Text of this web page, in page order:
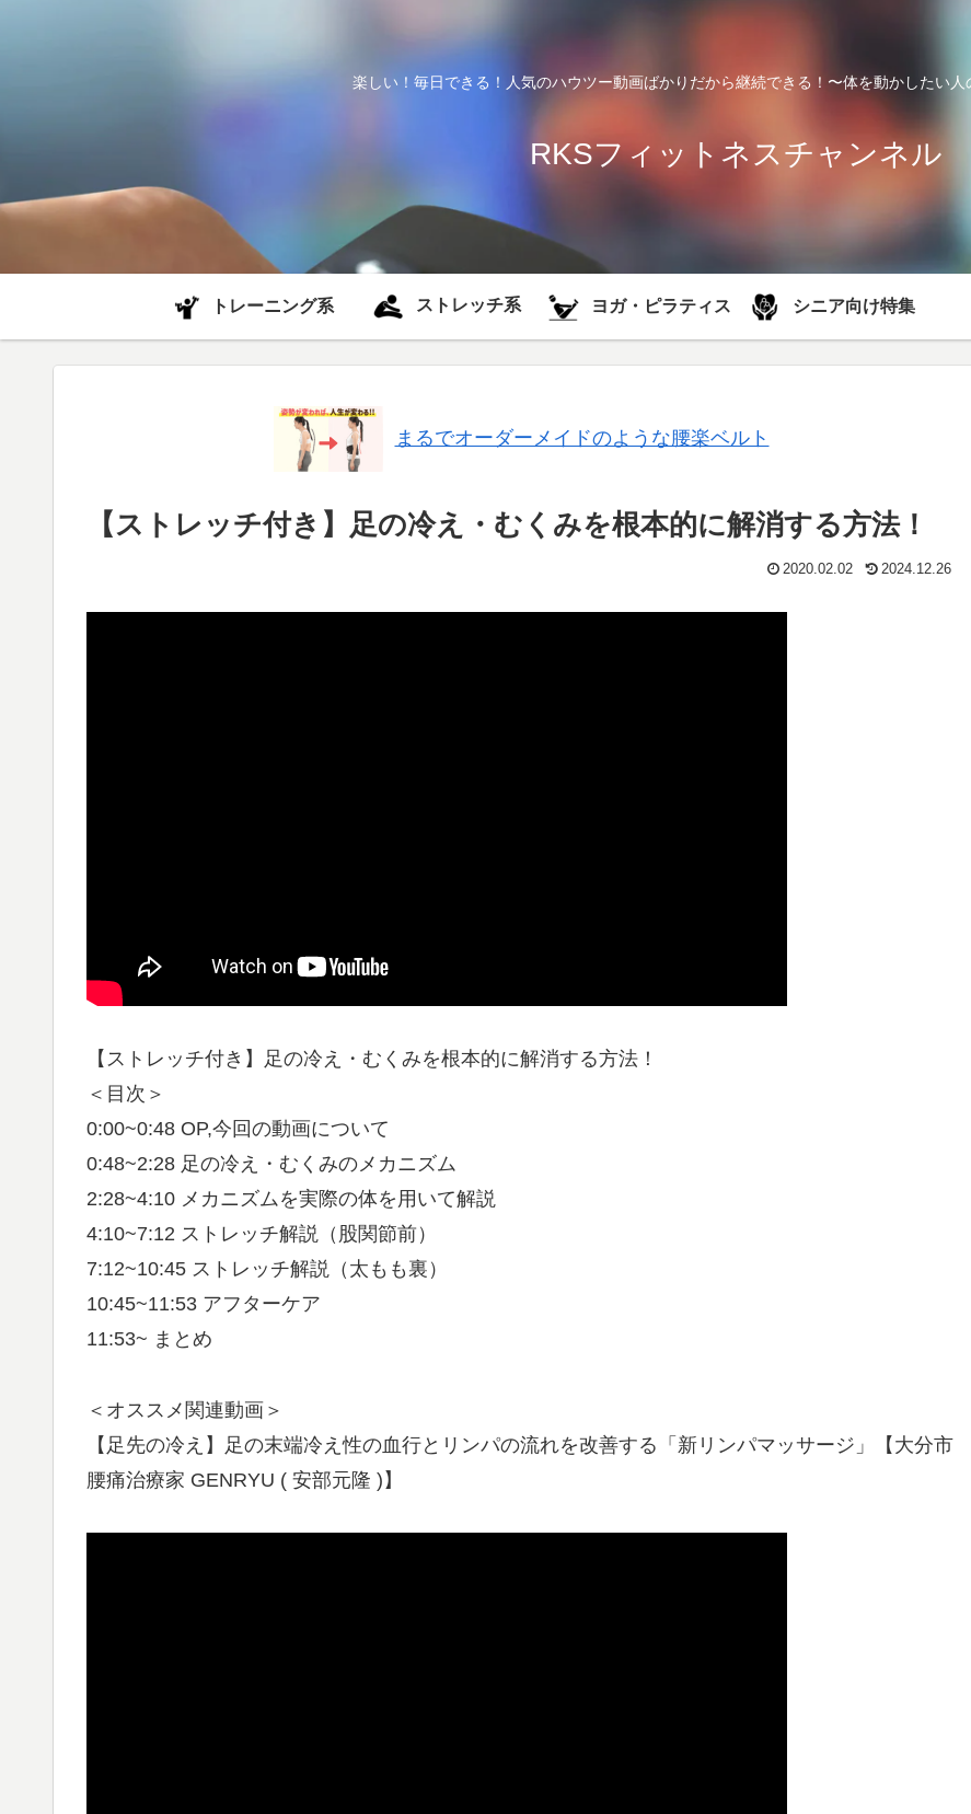
楽しい！毎日できる！人気のハウツー動画ばかりだから継続できる！〜体を動かしたい人
RKSフィットネスチャンネル
トレーニング系 ストレッチ系 ヨガ・ピラティス シニア向け特集
まるでオーダーメイドのような腰楽ベルト
【ストレッチ付き】足の冷え・むくみを根本的に解消する方法！
2020.02.02 2024.12.26
【ストレッチ付き】足の冷え・むくみを根本的に解消する方法！
＜目次＞
0:00~0:48 OP,今回の動画について
0:48~2:28 足の冷え・むくみのメカニズム
2:28~4:10 メカニズムを実際の体を用いて解説
4:10~7:12 ストレッチ解説（股関節前）
7:12~10:45 ストレッチ解説（太もも裏）
10:45~11:53 アフターケア
11:53~ まとめ
＜オススメ関連動画＞
【足先の冷え】足の末端冷え性の血行とリンパの流れを改善する「新リンパマッサージ」【大分市
腰痛治療家 GENRYU ( 安部元隆 )】